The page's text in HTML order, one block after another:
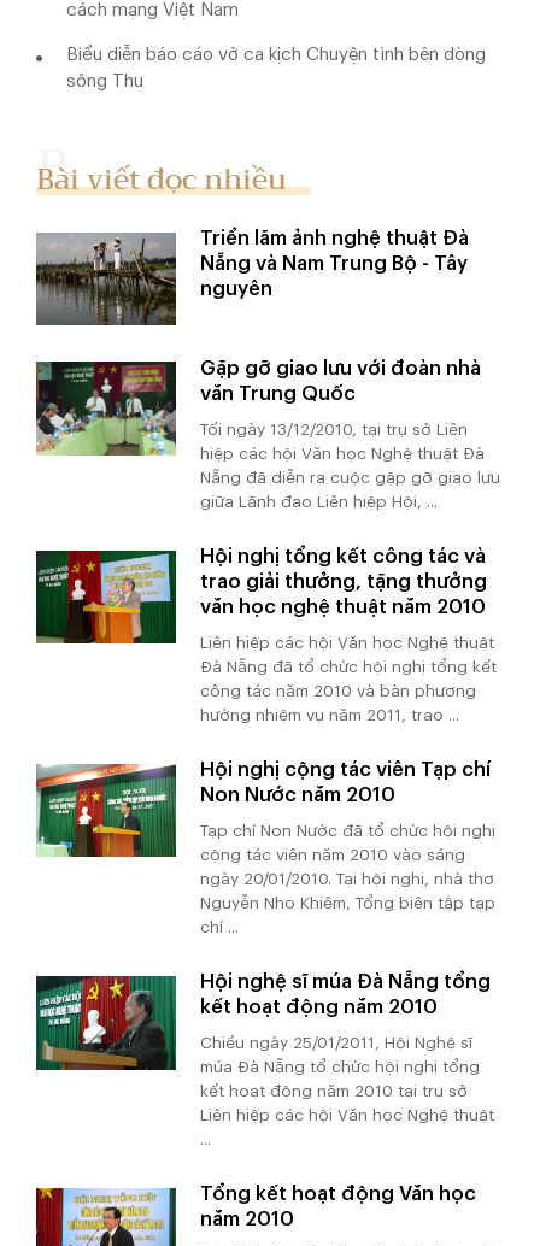
cách mạng Việt Nam
Biểu diễn báo cáo vở ca kịch Chuyện tình bên dòng
sông Thu
Bài viết đọc nhiều
Triển lãm ảnh nghệ thuật Đà
Nẵng và Nam Trung Bộ - Tây
nguyên
Gặp gỡ giao lưu với đoàn nhà
văn Trung Quốc
Tối ngày 13/12/2010, tại trụ sở Liên
hiệp các hội Văn học Nghệ thuật Đà
Nẵng đã diễn ra cuộc gặp gỡ giao lưu
giữa Lãnh đạo Liên hiệp Hội, ...
Hội nghị tổng kết công tác và
trao giải thưởng, tặng thưởng
văn học nghệ thuật năm 2010
Liên hiệp các hội Văn học Nghệ thuật
Đà Nẵng đã tổ chức hội nghị tổng kết
công tác năm 2010 và bàn phương
hướng nhiệm vụ năm 2011, trao ...
Hội nghị cộng tác viên Tạp chí
Non Nước năm 2010
Tạp chí Non Nước đã tổ chức hội nghị
cộng tác viên năm 2010 vào sáng
ngày 20/01/2010. Tại hội nghị, nhà thơ
Nguyễn Nho Khiêm, Tổng biên tập tạp
chí ...
Hội nghệ sĩ múa Đà Nẵng tổng
kết hoạt động năm 2010
Chiều ngày 25/01/2011, Hội Nghệ sĩ
múa Đà Nẵng tổ chức hội nghị tổng
kết hoạt động năm 2010 tại trụ sở
Liên hiệp các hội Văn học Nghệ thuật
...
Tổng kết hoạt động Văn học
năm 2010